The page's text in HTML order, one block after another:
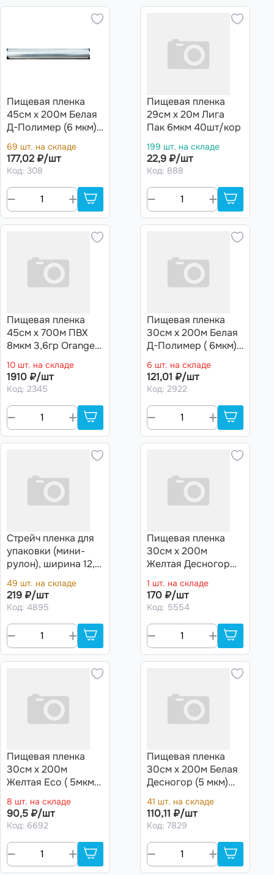
Пищевая пленка
45см х 200м Белая
Д-Полимер (6 мкм)
69 шт. на складе
177,02 ₽/шт
Код: 308
Пищевая пленка
29см х 20м Лига
Пак 6мкм 40шт/кор
199 шт. на складе
22,9 ₽/шт
Код: 888
Пищевая пленка
45см х 700м ПВХ
8мкм 3,6гр Orange
10 шт. на складе
1910 ₽/шт
Код: 2345
Пищевая пленка
30см х 200м Белая
Д-Полимер ( 6мкм)
6 шт. на складе
121,01 ₽/шт
Код: 2922
Стрейч пленка для
упаковки (мини-
рулон), ширина 12,5
0,46 кг, 20 мкм
603038
49 шт. на складе
219 ₽/шт
Код: 4895
Пищевая пленка
30см х 200м
Желтая Десногор
1 шт. на складе
170 ₽/шт
Код: 5554
Пищевая пленка
30см х 200м
Желтая Eco ( 5мкм)
8 шт. на складе
90,5 ₽/шт
Код: 6692
Пищевая пленка
30см х 200м Белая
Десногор (5 мкм)
41 шт. на складе
110,11 ₽/шт
Код: 7829